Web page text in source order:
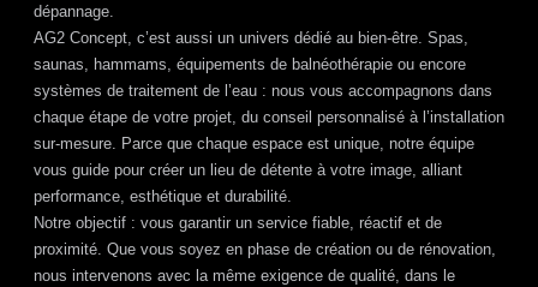
dépannage.
AG2 Concept, c’est aussi un univers dédié au bien-être. Spas,
saunas, hammams, équipements de balnéothérapie ou encore
systèmes de traitement de l’eau : nous vous accompagnons dans
chaque étape de votre projet, du conseil personnalisé à l’installation
sur-mesure. Parce que chaque espace est unique, notre équipe
vous guide pour créer un lieu de détente à votre image, alliant
performance, esthétique et durabilité.
Notre objectif : vous garantir un service fiable, réactif et de
proximité. Que vous soyez en phase de création ou de rénovation,
nous intervenons avec la même exigence de qualité, dans le